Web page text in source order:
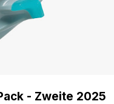
- Zweite 2025